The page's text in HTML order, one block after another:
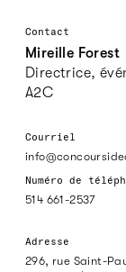
Contact
Mireille Forest
Directrice,
A2C
Courriel
Numéro de
514 661-2537
Adresse
296, rue Saint-